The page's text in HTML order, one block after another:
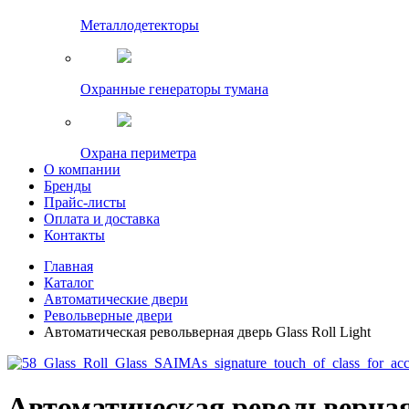
Металлодетекторы
Охранные генераторы тумана
Охрана периметра
О компании
Бренды
Прайс-листы
Оплата и доставка
Контакты
Главная
Каталог
Автоматические двери
Револьверные двери
Автоматическая револьверная дверь Glass Roll Light